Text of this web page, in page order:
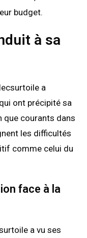
budget.
à sa
a
ont précipité sa
que courants dans
les difficultés
comme celui du
face à la
a vu ses